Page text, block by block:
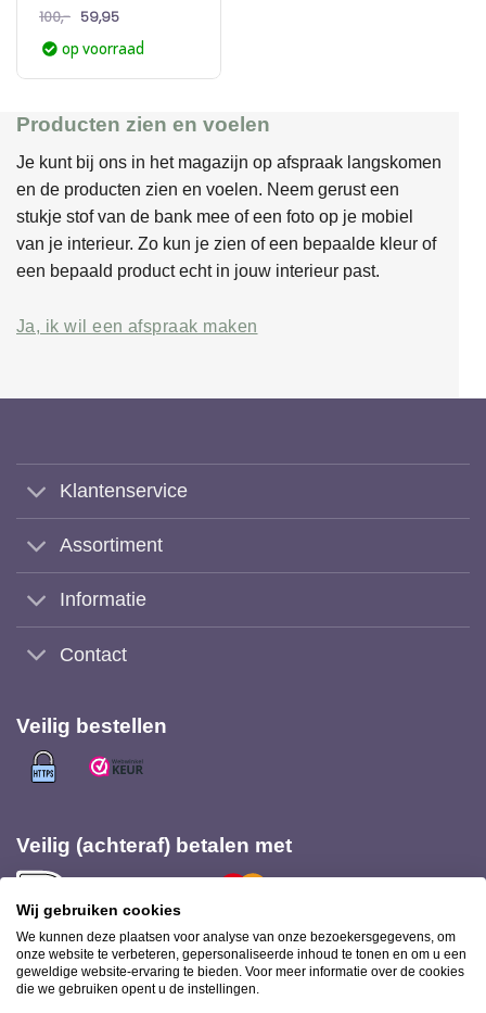
100,- Oorspronkelijke
prijs
100,-.
59,95Huidige
prijs
59,95.
op voorraad
Producten zien en voelen
Je kunt bij ons in het magazijn op afspraak langskomen
en de producten zien en voelen. Neem gerust een
stukje stof van de bank mee of een foto op je mobiel
van je interieur. Zo kun je zien of een bepaalde kleur of
een bepaald product echt in jouw interieur past.
Ja, ik wil een afspraak maken
Klantenservice
Assortiment
Informatie
Contact
Veilig bestellen
Veilig (achteraf) betalen met
Bezorging met
Wij gebruiken cookies
We kunnen deze plaatsen voor analyse van onze bezoekersgegevens, om
onze website te verbeteren, gepersonaliseerde inhoud te tonen en om u een
geweldige website-ervaring te bieden. Voor meer informatie over de cookies
die we gebruiken opent u de instellingen.